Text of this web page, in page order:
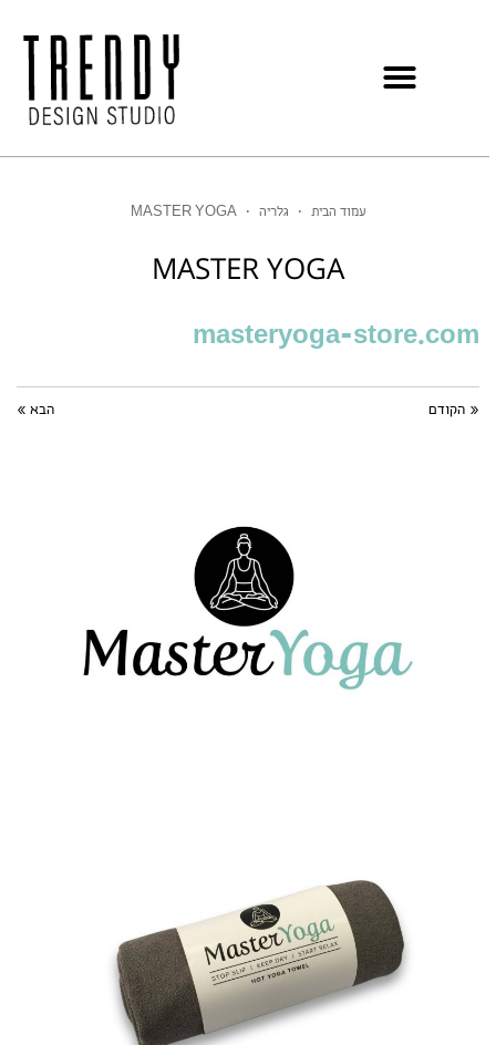
עמוד הבית • גלריה •
MASTER YOGA
MASTER YOGA
masteryoga-store.com
« הקודם הבא »